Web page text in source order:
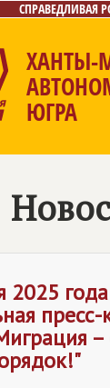
СПРАВЕДЛИВАЯ
ХАНТЫ-
ЮГРА
2025